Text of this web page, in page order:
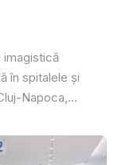
imagistică
în spitalele și
Napoca,...